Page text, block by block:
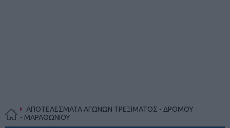
ΑΠΟΤΕΛΕΣΜΑΤΑ ΑΓΩΝΩΝ ΤΡΕΞΙΜΑΤΟΣ - ΔΡΟΜΟΥ
- ΜΑΡΑΘΩΝΙΟΥ